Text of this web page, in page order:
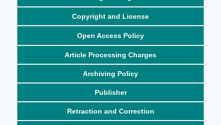
Copyright and License
Open Access Policy
Article Processing Charges
Archiving Policy
Publisher
Retraction and Correction